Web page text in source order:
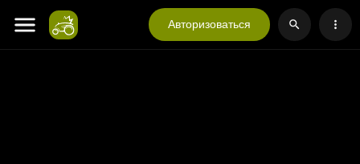
Авторизоваться